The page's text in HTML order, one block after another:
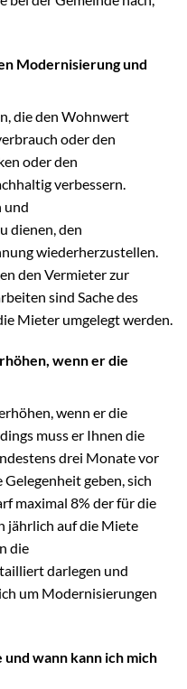
Modernisierung und
die den Wohnwert
oder den
oder den
verbessern.
und
dienen, den
wiederherzustellen.
den Vermieter zur
sind Sache des
Mieter umgelegt werden.
wenn er die
wenn er die
muss er Ihnen die
drei Monate vor
geben, sich
maximal 8% der für die
jährlich auf die Miete
die
darlegen und
um Modernisierungen
wann kann ich mich